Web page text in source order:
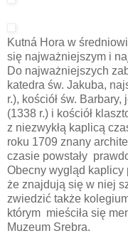
Kutná Hora w
się najważniejszym i
Do najważniejszych
katedra św. Jakuba,
r.), kościół św.
(1338 r.) i kościół
z niezwykłą kaplicą
roku 1709 znany
czasie powstały
Obecny wygląd kaplicy
że znajdują się w niej
zwiedzić także
którym mieściła się
Muzeum Srebra.